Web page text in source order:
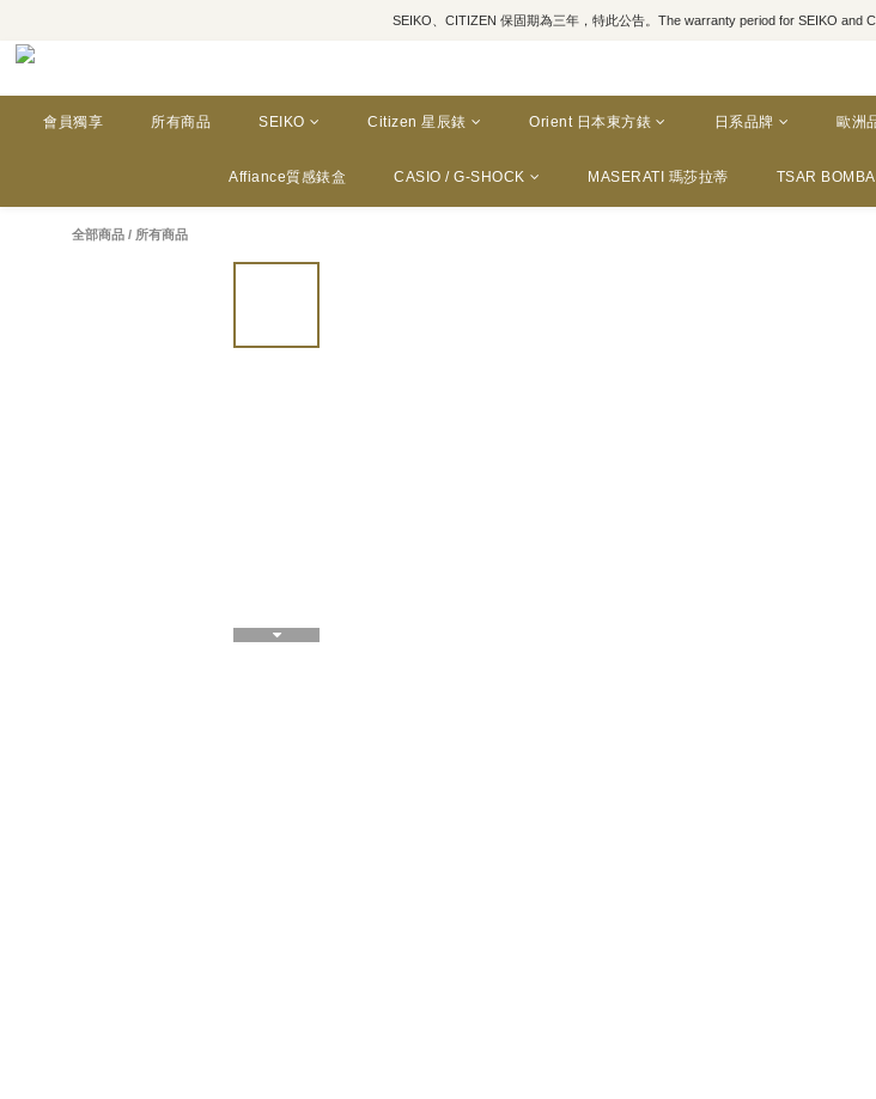
SEIKO、CITIZEN 保固期為三年，特此公告。The warranty period for SEIKO and
會員獨享 所有商品 SEIKO Citizen 星辰錶 Orient 日本東方錶 日系品牌 歐洲
Affiance質感錶盒 CASIO / G-SHOCK MASERATI 瑪莎拉蒂 TSAR
全部商品 / 所有商品